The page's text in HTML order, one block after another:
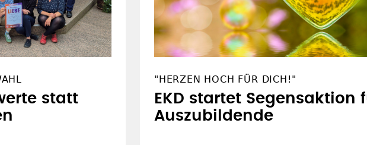
statt
"HERZEN HOCH FÜR DICH!"
EKD startet Segensaktion
Auszubildende